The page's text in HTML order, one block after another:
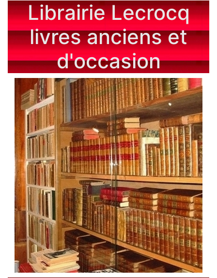
Librairie Lecrocq
livres anciens et
d'occasion